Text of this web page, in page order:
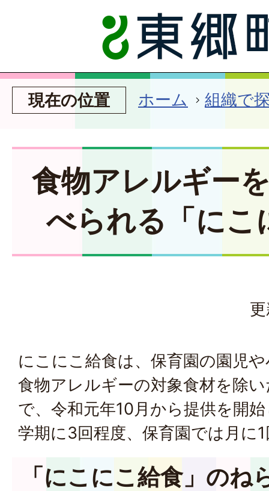
現在の位置 ホーム 組織で
食物アレルギー
べられる「にこ
にこにこ給食は、保育園の園児
食物アレルギーの対象食材を除
で、令和元年10月から提供を開
学期に3回程度、保育園では月に
「にこにこ給食」のね